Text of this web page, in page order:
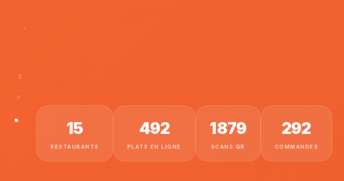
15
RESTAURANTS
492
PLATS EN LIGNE
1 879
SCANS QR
292
COMMANDES